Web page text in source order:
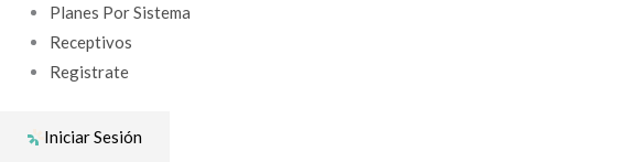
Planes Por Sistema
Receptivos
Registrate
Iniciar Sesión